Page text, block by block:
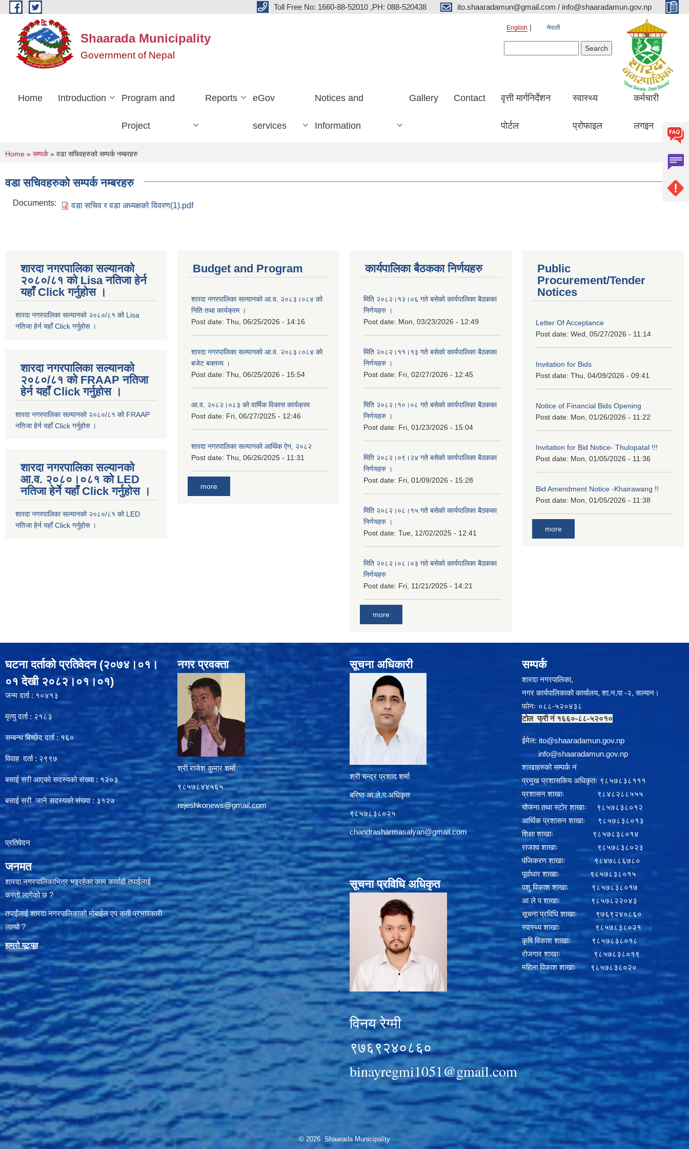
Skip to main content Toll Free No: 1660-88-52010 ,PH: 088-520438 ito.shaaradamun@gmail.com / info@shaaradamun.gov.np
Shaarada Municipality
Government of Nepal
English नेपाली
Home Introduction Program and
Project
Reports eGov
services
Notices and
Information
Gallery Contact वृत्ती मार्गनिर्देशन
पोर्टल
स्वास्थ्य
प्रोफाइल
कर्मचारी
लगइन
You are here
Home » सम्पर्क» वडा सचिवहरुको सम्पर्क नम्बरहरु
वडा सचिवहरुको सम्पर्क नम्बरहरु
Documents: वडा सचिव र वडा अध्यक्षको विवरण(1).pdf
शारदा नगरपालिका सल्यानको
२०८०/८१ को Lisa नतिजा हेर्न
यहाँ Click गर्नुहोस ।
शारदा नगरपालिका सल्यानको २०८०/८१ को Lisa
नतिजा हेर्न यहाँ Click गर्नुहोस ।
शारदा नगरपालिका सल्यानको
२०८०/८१ को FRAAP नतिजा
हेर्न यहाँ Click गर्नुहोस ।
शारदा नगरपालिका सल्यानको २०८०/८१ को FRAAP
नतिजा हेर्न यहाँ Click गर्नुहोस ।
शारदा नगरपालिका सल्यानको
आ.व. २०८०।०८१ को LED
नतिजा हेर्ने यहाँ Click गर्नुहोस ।
शारदा नगरपालिका सल्यानको २०८०/८१ को LED
नतिजा हेर्न यहाँ Click गर्नुहोस ।
Budget and Program
शारदा नगरपालिका सल्यानको आ.व. २०८३।०८४ को
निति तथा कार्यक्रम ।
Post date: Thu, 06/25/2026 - 14:16
शारदा नगरपालिका सल्यानको आ.व. २०८३।०८४ को
बजेट बक्तव्य ।
Post date: Thu, 06/25/2026 - 15:54
आ.व. २०८२।०८३ को वार्षिक विकास कार्यक्रम
Post date: Fri, 06/27/2025 - 12:46
शारदा नगरपालिका सल्यानको आर्थिक ऐन, २०८२
Post date: Thu, 06/26/2025 - 11:31
more
कार्यपालिका बैठकका निर्णयहरु
मिति २०८२।१२।०६ गते बसेको कार्यपालिका बैठकका
निर्णयहरु ।
Post date: Mon, 03/23/2026 - 12:49
मिति २०८२।११।१३ गते बसेको कार्यपालिका बैठकका
निर्णयहरु ।
Post date: Fri, 02/27/2026 - 12:45
मिति २०८२।१०।०८ गते बसेको कार्यपालिका बैठकका
निर्णयहरु ।
Post date: Fri, 01/23/2026 - 15:04
मिति २०८२।०९।२४ गते बसेको कार्यपालिका बैठकका
निर्णयहरु ।
Post date: Fri, 01/09/2026 - 15:28
मिति २०८२।०८।१५ गते बसेको कार्यपालिका बैठकका
निर्णयहरु ।
Post date: Tue, 12/02/2025 - 12:41
मिति २०८२।०८।०३ गते बसेको कार्यपालिका बैठकका
निर्णयहरु
Post date: Fri, 11/21/2025 - 14:21
more
Public
Procurement/Tender
Notices
Letter Of Acceptance
Post date: Wed, 05/27/2026 - 11:14
Invitation for Bids
Post date: Thu, 04/09/2026 - 09:41
Notice of Financial Bids Opening
Post date: Mon, 01/26/2026 - 11:22
Invitation for Bid Notice- Thulopatal !!!
Post date: Mon, 01/05/2026 - 11:36
Bid Amendment Notice -Khairawang !!
Post date: Mon, 01/05/2026 - 11:38
more
घटना दर्ताको प्रतिवेदन (२०७४।०१।
०१ देखी २०८२।०१।०१)
जन्म दर्ता : १०४१३
मृत्यु दर्ता : २१८३
सम्बन्ध बिच्छेद दर्ता : १६०
विवाह दर्ता : २९९७
बसाई सरी आएको सदस्यको संख्या : १२०३
बसाई सरी जाने सदस्यको संख्या : ३१२७
प्रतिवेदन
जनमत
शारदा नगरपालिकाभित्र भइरहेका काम कार्वाही तपाईलाई
कस्तो लागेको छ ?
तपाईंलाई शारदा नगरपालिकाको मोबाईल एप कती प्रभावकारी
लाग्यो ?
हाम्रो यूट्यूव
नगर प्रवक्ता
श्री राजेश कुमार शर्मा
९८५७८४४५६५
rejeshkonews@gmail.com
सूचना अधिकारी
श्री चन्द्र प्रशाद शर्मा
बरिष्ठ आ.ले.प.अधिकृत
९८५७८३८०२५
chandrasharmasalyan@gmail.com
सूचना प्रविधि अधिकृत
विनय रेग्मी
९७६९२४०८६०
binayregmi1051@gmail.com
सम्पर्क
शारदा नगरपालिका,
नगर कार्यपालिकाको कार्यालय, शा.न.पा -२, सल्यान।
फोनः ०८८-५२०४३८
टोल फ्री नं १६६०-८८-५२०१०
ईमेल: ito@shaaradamun.gov.np
info@shaaradamun.gov.np
शाखाहरुको सम्पर्क नं
प्रमुख प्रशासकिय अधिकृतः ९८५७८३८१११
प्रशासन शाखाः ९८४८२८८५५५
योजना तथा स्टोर शाखाः ९८५७८३८०१२
आर्थिक प्रशासन शाखाः ९८५७८३८०१३
शिक्षा शाखाः ९८५७८३८०१४
राजश्व शाखाः ९८५७८३८०२३
पंजिकरण शाखाः ९८४७८८६७८०
पूर्वाधार शाखाः ९८५७८३८०१५
पशु विकाश शाखाः ९८५७८३८०१७
आ ले प शाखाः ९८५७८२२०४३
सूचना प्रविधि शाखाः ९७६९२४०८६०
स्वास्थ्य शाखाः ९८५७८३८०२१
कृषि विकाश शाखाः ९८५७८३८०१८
रोजगार शाखाः ९८५७८३८०१९
महिला विकाश शाखाः ९८५७८३८०२०
© 2026 Shaarada Municipality